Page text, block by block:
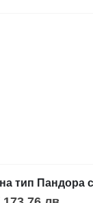
тип Пандора